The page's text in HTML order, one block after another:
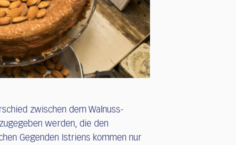
zwischen dem Walnuss-
werden, die den
Gegenden Istriens kommen nur